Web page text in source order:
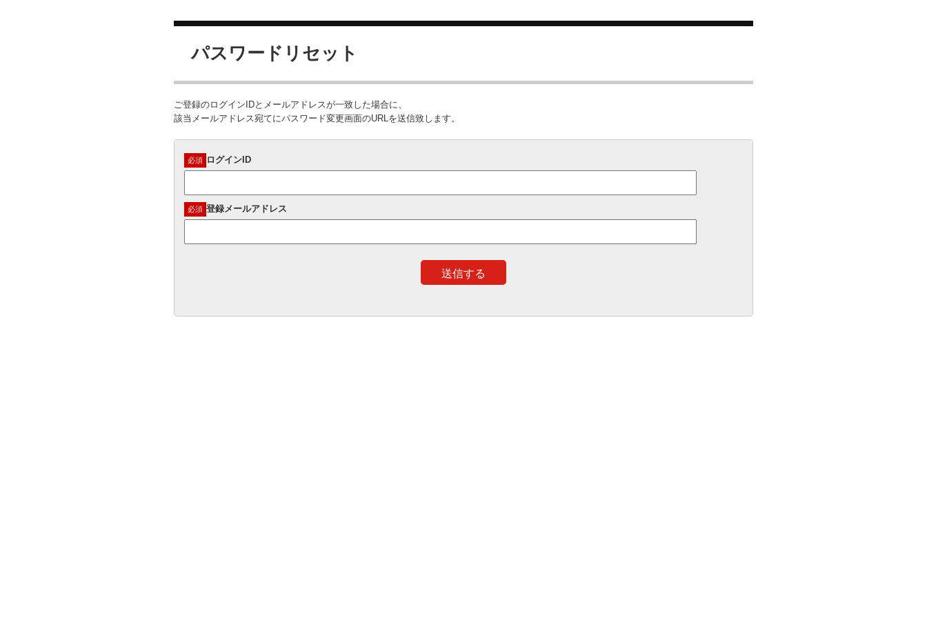
パスワードリセット
ご登録のログインIDとメールアドレスが一致した場合に、
該当メールアドレス宛てにパスワード変更画面のURLを送信致します。
ログインID
必須
登録メールアドレス
必須
送信する